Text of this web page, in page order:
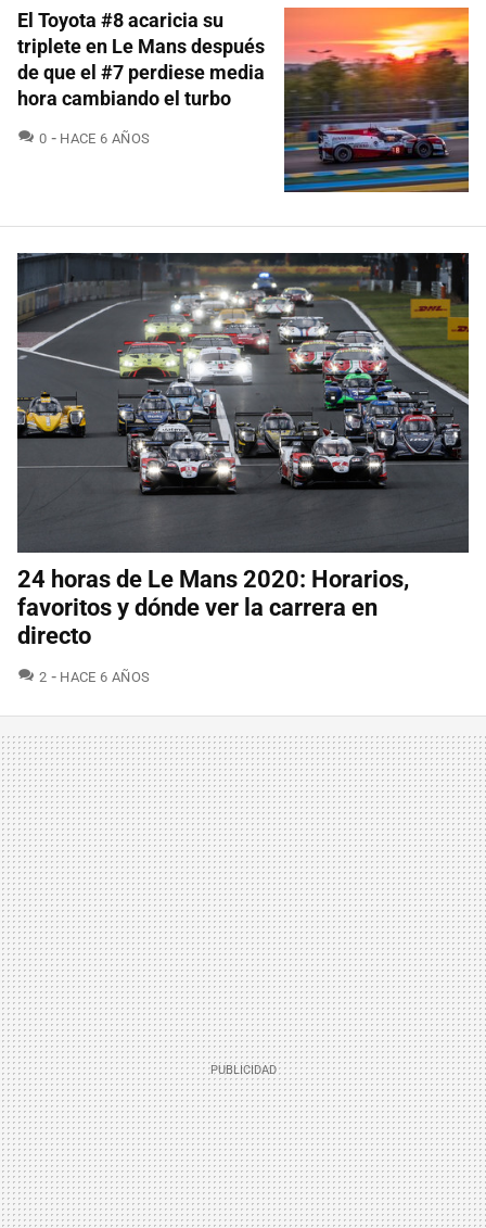
El Toyota #8 acaricia su
triplete en Le Mans después
de que el #7 perdiese media
hora cambiando el turbo
0 COMENTARIOS
HACE 6 AÑOS
24 horas de Le Mans 2020: Horarios,
favoritos y dónde ver la carrera en
directo
2 COMENTARIOS
HACE 6 AÑOS